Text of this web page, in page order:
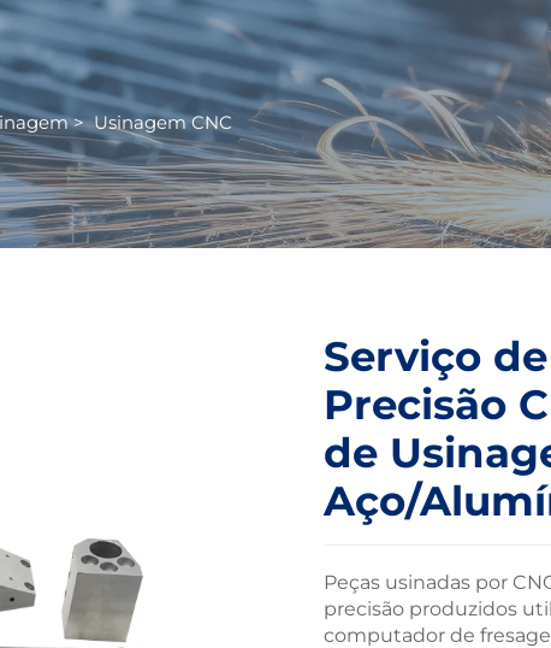
>Usinagem CNC
Serviço
Precisão
de
Aço/
Peças usinadas por
precisão produzidos
computador de